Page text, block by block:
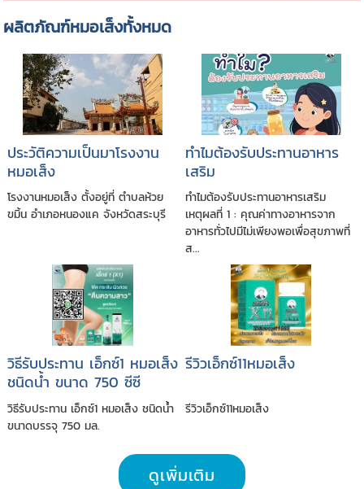
ผลิตภัณฑ์หมอเส็งทั้งหมด
ประวัติความเป็นมาโรงงาน
หมอเส็ง
โรงงานหมอเส็ง ตั้งอยู่ที่ ตำบลห้วย
ขมิ้น อำเภอหนองแค จังหวัดสระบุรี
ทำไมต้องรับประทานอาหาร
เสริม
ทำไมต้องรับประทานอาหารเสริม
เหตุผลที่ 1 : คุณค่าทางอาหารจาก
อาหารทั่วไปมีไม่เพียงพอเพื่อสุขภาพที่
ส...
วิธีรับประทาน เอ็กซ์1 หมอเส็ง
ชนิดนํ้า ขนาด 750 ซีซี
วิธีรับประทาน เอ็กซ์1 หมอเส็ง ชนิดนํ้า
ขนาดบรรจุ 750 มล.
รีวิวเอ็กซ์11หมอเส็ง
รีวิวเอ็กซ์11หมอเส็ง
ดูเพิ่มเติม